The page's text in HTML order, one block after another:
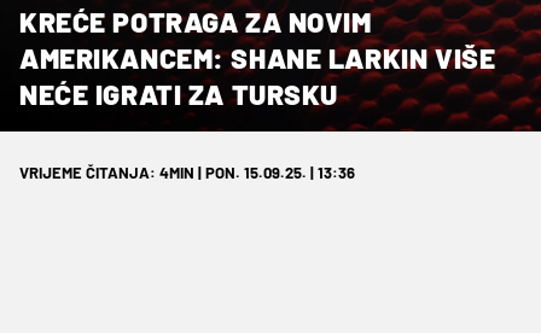
KREĆE POTRAGA ZA NOVIM
AMERIKANCEM: SHANE LARKIN VIŠE
NEĆE IGRATI ZA TURSKU
VRIJEME ČITANJA: 4MIN | PON. 15.09.25. | 13:36